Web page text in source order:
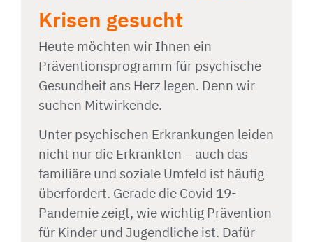
Krisen gesucht
Heute möchten wir Ihnen ein
Präventionsprogramm für psychische
Gesundheit ans Herz legen. Denn wir
suchen Mitwirkende.
Unter psychischen Erkrankungen leiden
nicht nur die Erkrankten – auch das
familiäre und soziale Umfeld ist häufig
überfordert. Gerade die Covid 19-
Pandemie zeigt, wie wichtig Prävention
für Kinder und Jugendliche ist. Dafür